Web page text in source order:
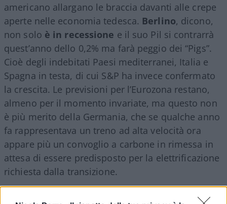
americano allargano le braccia davanti alle crepe
aperte nelle economia tedesca. Berlino, dicono,
non solo è in recessione e il suo Pil si contrarrà
quest’anno dello 0,2% ma farà peggio dei “Pigs”.
Cioè degli indebitati Paesi mediterranei, Italia e
Spagna in testa, di cui S&P ha invece confermato
la crescita. Le previsioni per l’Eurozona restano,
almeno per il momento invariate, ma questo non
è più merito della Germania, che se qualche anno
fa rappresentava un treno ad alta velocità ora
appare più un convoglio a carbone in rimessa in
attesa di essere predisposto per la elettrificazione
richiesta dalla transizione.